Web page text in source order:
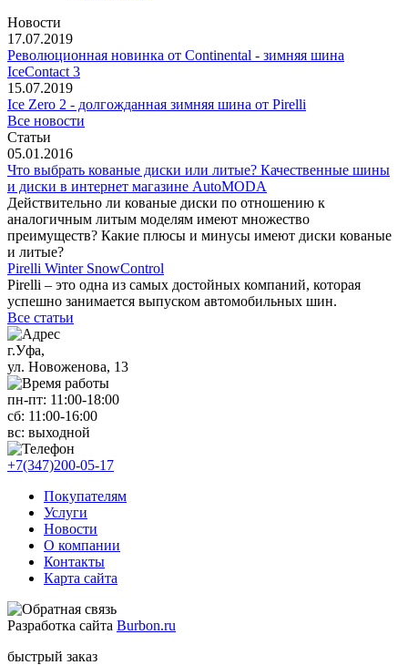
Новости
17.07.2019
Революционная новинка от Continental - зимняя шина
IceContact 3
15.07.2019
Ice Zero 2 - долгожданная зимняя шина от Pirelli
Все новости
Статьи
05.01.2016
Что выбрать кованые диски или литые? Качественные шины
и диски в интернет магазине AutoMODA
Действительно ли кованые диски по отношению к
аналогичным литым моделям имеют множество
преимуществ? Какие плюсы и минусы имеют диски кованые
и литые?
Pirelli Winter SnowControl
Pirelli – это одна из самых достойных компаний, которая
успешно занимается выпуском автомобильных шин.
Все статьи
г.Уфа,
ул. Новоженова, 13
пн-пт: 11 :00-18:00
сб: 11 :00-16:00
вс: выходной
+7(347)200-05-17
Покупателям
Услуги
Новости
О компании
Контакты
Карта сайта
Разработка сайта Burbon.ru
быстрый заказ